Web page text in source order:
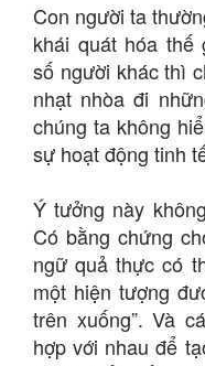
Con người ta
khái quát hóa thế
số người khác thì
nhạt nhòa đi
chúng ta không
sự hoạt động tinh
Ý tưởng này
Có bằng chứng
ngữ quả thực có
một hiện tượng
trên xuống”. Và
hợp với nhau để